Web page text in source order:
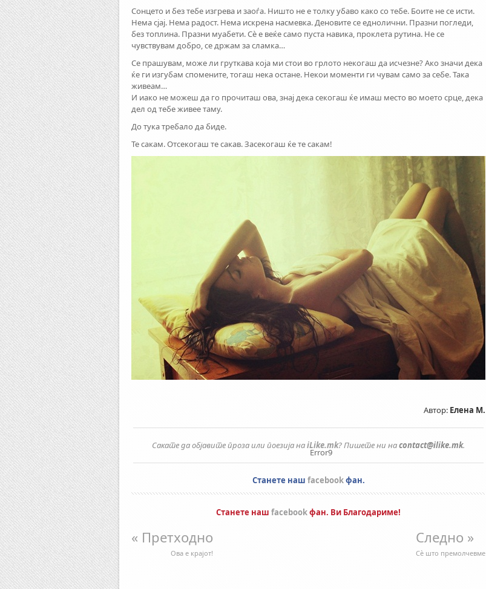
Сонцето и без тебе изгрева и заоѓа. Ништо не е толку убаво како со тебе. Боите не се исти.
Нема сјај. Нема радост. Нема искрена насмевка. Деновите се еднолични. Празни погледи,
без топлина. Празни муабети. Сè е веќе само пуста навика, проклета рутина. Не се
чувствувам добро, се држам за сламка…
Се прашувам, може ли груткава која ми стои во грлото некогаш да исчезне? Ако значи дека
ќе ги изгубам спомените, тогаш нека остане. Некои моменти ги чувам само за себе. Така
живеам…
И иако не можеш да го прочиташ ова, знај дека секогаш ќе имаш место во моето срце, дека
дел од тебе живее таму.
До тука требало да биде.
Те сакам. Отсекогаш те сакав. Засекогаш ќе те сакам!
Автор: Елена М.
Сакате да објавите проза или поезија наiLike.mk? Пишете ни наcontact@ilike.mk.
Станете наш facebookфан.
Станете наш facebookфан. Ви Благодариме!
« Претходно
Ова е крајот!
Следно »
Сè што премолчевме
Error9